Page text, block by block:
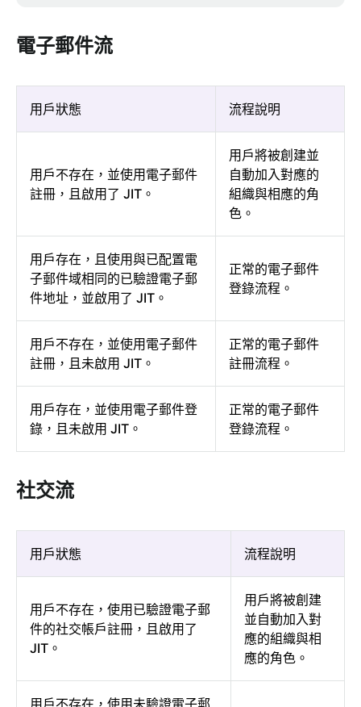
電子郵件流
用戶狀態 流程說明
用戶不存在，並使用電子郵件
註冊，且啟用了 JIT。
用戶將被創建並
自動加入對應的
組織與相應的角
色。
用戶存在，且使用與已配置電
子郵件域相同的已驗證電子郵
件地址，並啟用了 JIT。
正常的電子郵件
登錄流程。
用戶不存在，並使用電子郵件
註冊，且未啟用 JIT。
正常的電子郵件
註冊流程。
用戶存在，並使用電子郵件登
錄，且未啟用 JIT。
正常的電子郵件
登錄流程。
社交流
用戶狀態 流程說明
用戶不存在，使用已驗證電子郵
件的社交帳戶註冊，且啟用了
JIT。
用戶將被創建
並自動加入對
應的組織與相
應的角色。
用戶不存在，使用未驗證電子郵